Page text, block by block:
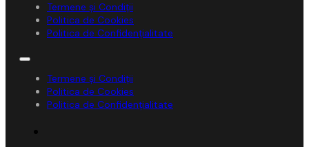
Termene și Condiții
Politica de Cookies
Politica de Confidențialitate
Termene și Condiții
Politica de Cookies
Politica de Confidențialitate